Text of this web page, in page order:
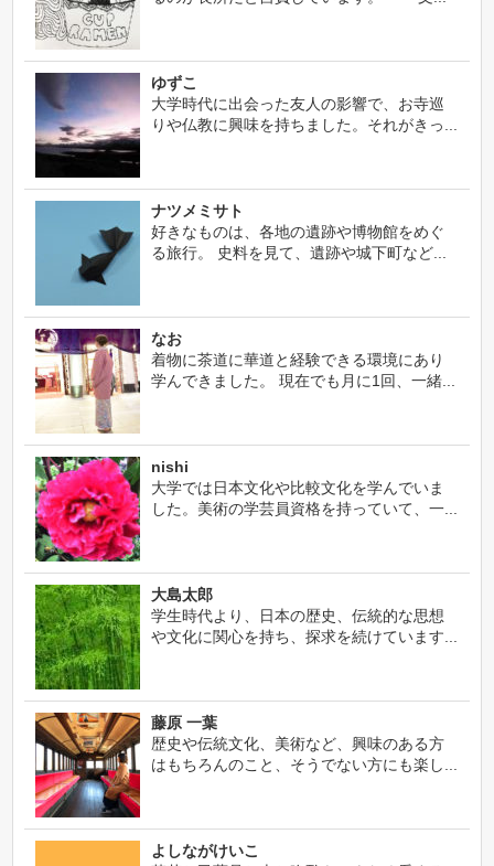
ゆずこ
大学時代に出会った友人の影響で、お寺巡
りや仏教に興味を持ちました。それがきっ...
ナツメミサト
好きなものは、各地の遺跡や博物館をめぐ
る旅行。 史料を見て、遺跡や城下町など...
なお
着物に茶道に華道と経験できる環境にあり
学んできました。 現在でも月に1回、一緒...
nishi
大学では日本文化や比較文化を学んでいま
した。美術の学芸員資格を持っていて、一...
大島太郎
学生時代より、日本の歴史、伝統的な思想
や文化に関心を持ち、探求を続けています...
藤原 一葉
歴史や伝統文化、美術など、興味のある方
はもちろんのこと、そうでない方にも楽し...
よしながけいこ